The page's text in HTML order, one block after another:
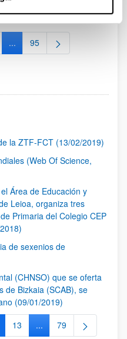
...Páginas intermedias Use TAB
Página
95
la ZTF-FCT (13/02/2019)
(Web Of Science,
Área de Educación y
Leioa, organiza tres
Primaria del Colegio CEP
de sexenios de
(CHNSO) que se oferta
de Bizkaia (SCAB), se
(09/01/2019)
Use TAB para desplazarse.
Página
13 ...Páginas intermedias
Página
79